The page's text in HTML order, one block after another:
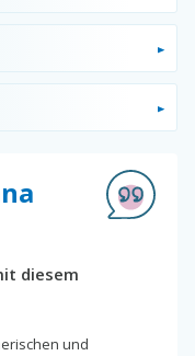
diesem
und